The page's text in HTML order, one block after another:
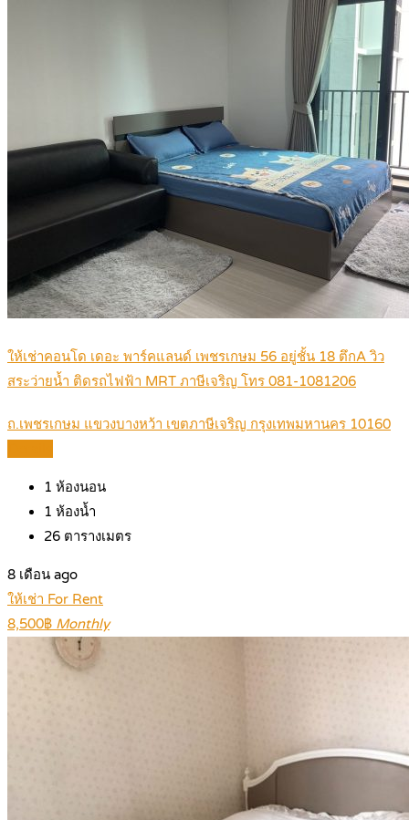
ให้เช่าคอนโด เดอะ พาร์คแลนด์ เพชรเกษม 56 อยู่ชั้น 18 ตึกA วิว
สระว่ายน้ำ ติดรถไฟฟ้า MRT ภาษีเจริญ โทร 081-1081206
ถ.เพชรเกษม แขวงบางหว้า เขตภาษีเจริญ กรุงเทพมหานคร 10160
1 ห้องนอน
1 ห้องน้ำ
26 ตารางเมตร
8 เดือน ago
ให้เช่า For Rent
8,500฿ Monthly